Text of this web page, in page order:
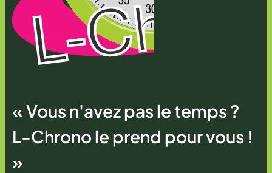
« Vous n'avez pas le temps ?
L-Chrono le prend pour vous !
»